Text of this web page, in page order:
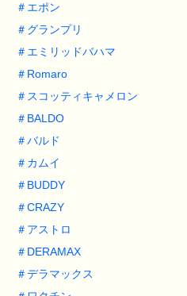
＃ エポン
＃ グランプリ
＃ エミリッドバハマ
＃ Romaro
＃ スコッティキャメロン
＃ BALDO
＃バルド
＃ カムイ
＃ BUDDY
＃CRAZY
＃ アストロ
＃ DERAMAX
＃デラマックス